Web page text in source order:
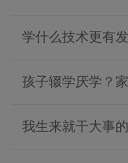
学什么技术更有
孩子辍学厌学？
我生来就干大事